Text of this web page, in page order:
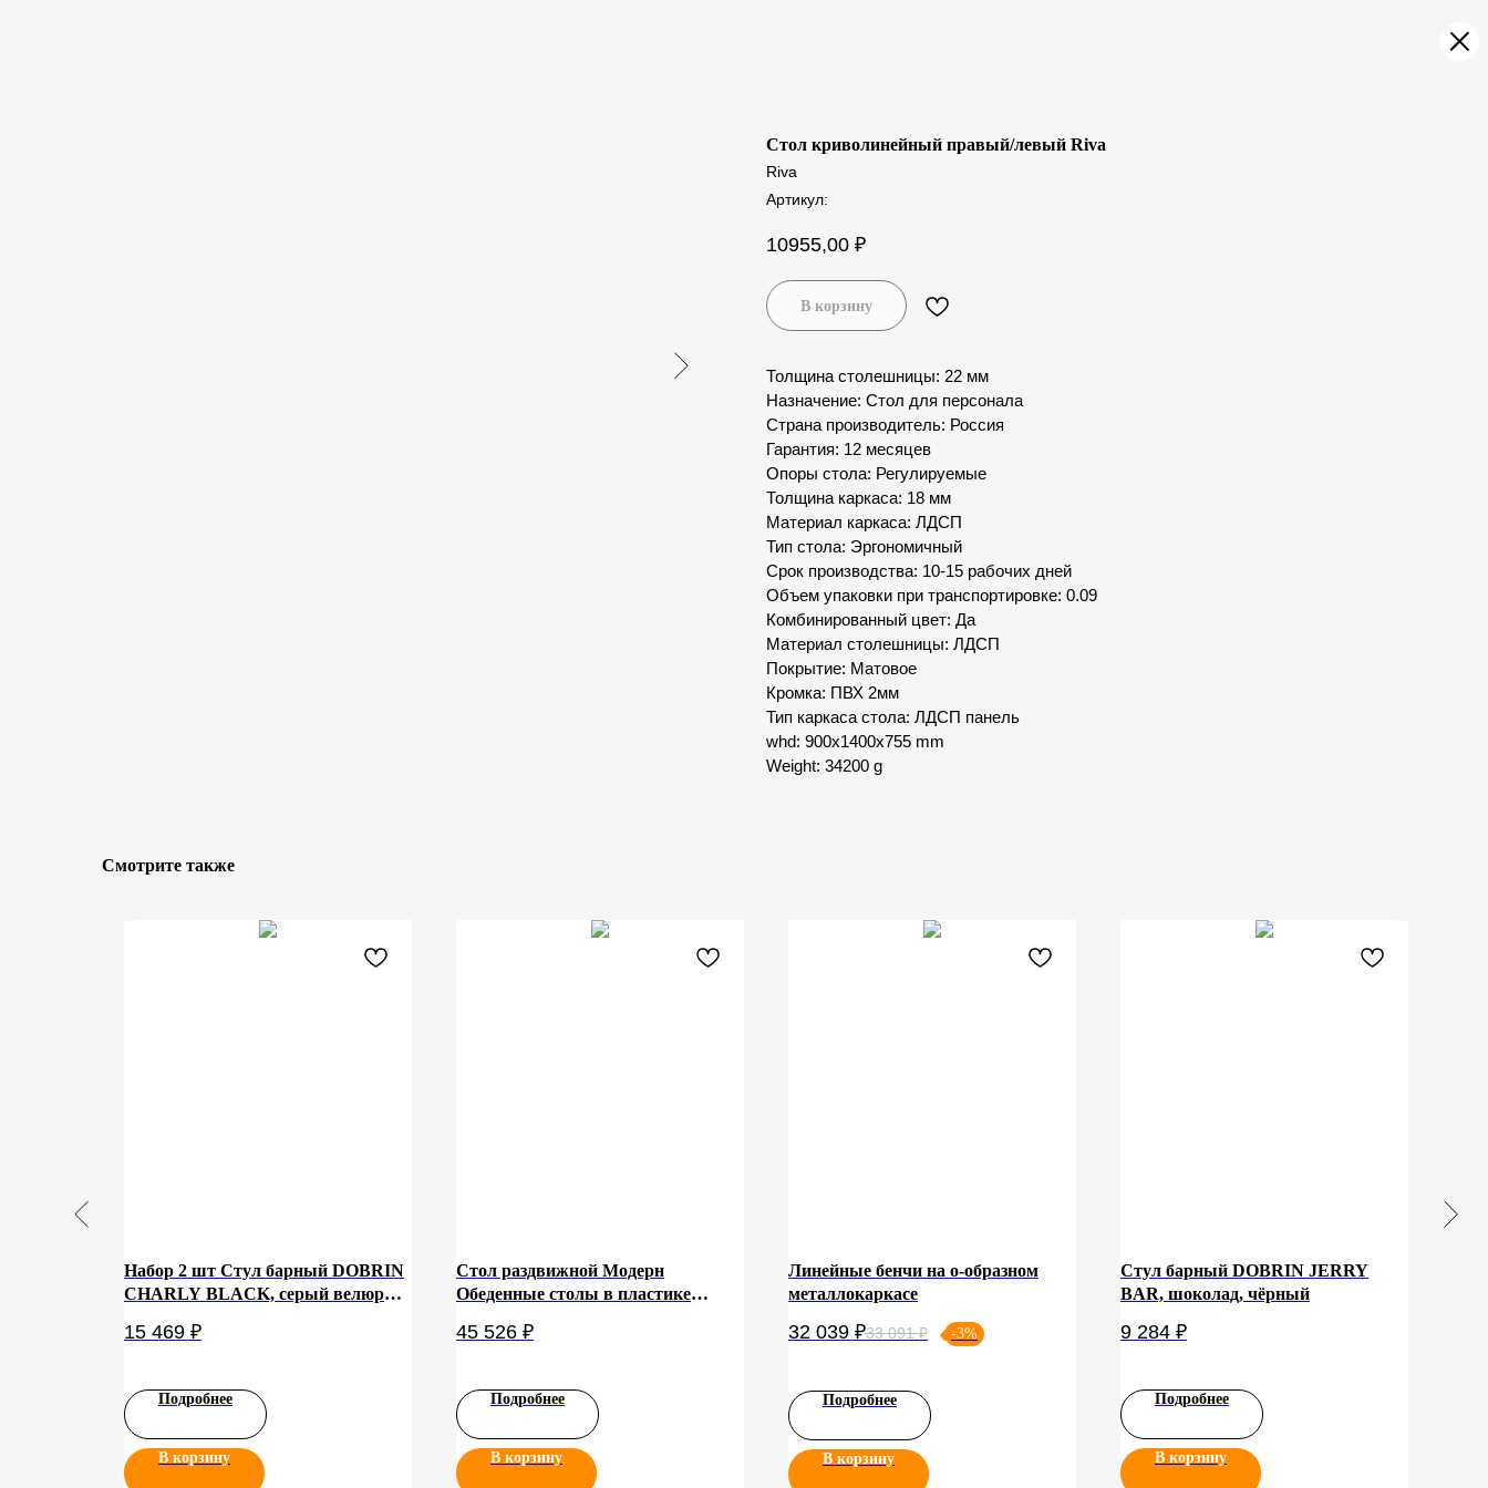
Стол криволинейный правый/левый Riva
Riva
Артикул:
10955,00 ₽
В корзину
Толщина столешницы: 22 мм
Назначение: Стол для персонала
Страна производитель: Россия
Гарантия: 12 месяцев
Опоры стола: Регулируемые
Толщина каркаса: 18 мм
Материал каркаса: ЛДСП
Тип стола: Эргономичный
Срок производства: 10-15 рабочих дней
Объем упаковки при транспортировке: 0.09
Комбинированный цвет: Да
Материал столешницы: ЛДСП
Покрытие: Матовое
Кромка: ПВХ 2мм
Тип каркаса стола: ЛДСП панель
whd: 900x1400x755 mm
Weight: 34200 g
Смотрите также
Набор 2 шт Стул барный DOBRIN
CHARLY BLACK, серый велюр
15 469 ₽
Подробнее
В корзину
Стол раздвижной Модерн
Обеденные столы в пластике
Мрамор Белый/Белый муар
45 526 ₽
Подробнее
В корзину
Линейные бенчи на о-образном
металлокаркасе
32 039 ₽33 091 ₽ -3%
Подробнее
В корзину
Стул барный DOBRIN JERRY
BAR, шоколад, чёрный
9 284 ₽
Подробнее
В корзину